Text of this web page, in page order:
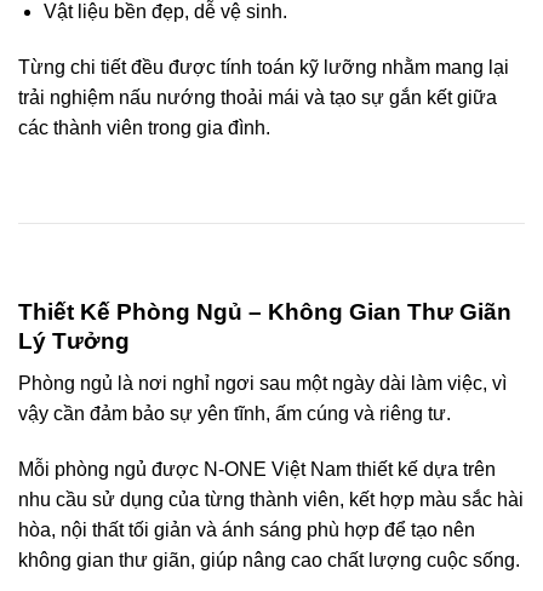
Vật liệu bền đẹp, dễ vệ sinh.
Từng chi tiết đều được tính toán kỹ lưỡng nhằm mang lại
trải nghiệm nấu nướng thoải mái và tạo sự gắn kết giữa
các thành viên trong gia đình.
Thiết Kế Phòng Ngủ – Không Gian Thư Giãn
Lý Tưởng
Phòng ngủ là nơi nghỉ ngơi sau một ngày dài làm việc, vì
vậy cần đảm bảo sự yên tĩnh, ấm cúng và riêng tư.
Mỗi phòng ngủ được N-ONE Việt Nam thiết kế dựa trên
nhu cầu sử dụng của từng thành viên, kết hợp màu sắc hài
hòa, nội thất tối giản và ánh sáng phù hợp để tạo nên
không gian thư giãn, giúp nâng cao chất lượng cuộc sống.